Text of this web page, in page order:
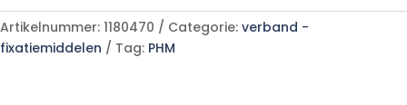
l
t
e
Artikelnummer: 1180470 Categorie: verband -
fixatiemiddelen
Tag: PHM